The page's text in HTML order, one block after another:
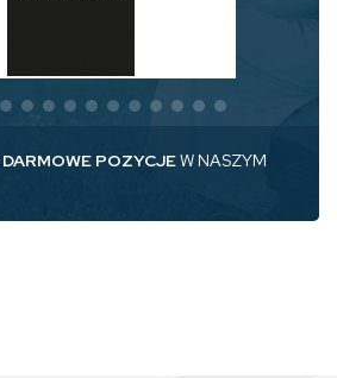
DARMOWE POZYCJEW NASZYM